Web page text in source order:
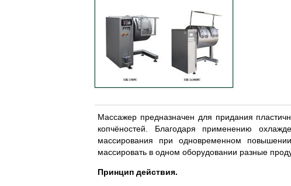
Массажeр предназначен для придания
копчёностей. Благодаря применению
массирования при одновременном
массировать в одном оборудовании разные
Принцип действия.